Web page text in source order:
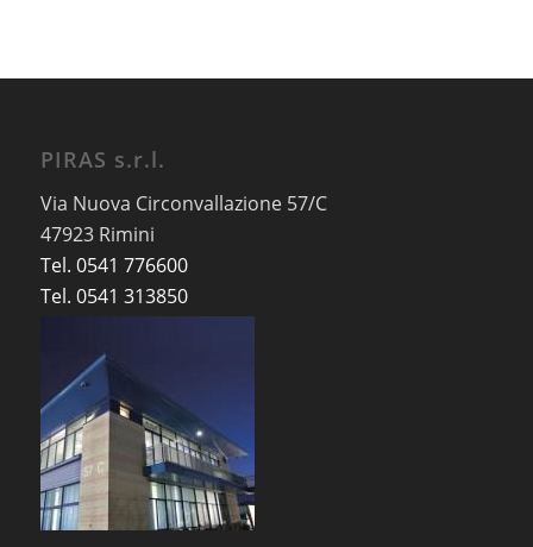
PIRAS s.r.l.
Via Nuova Circonvallazione 57/C
47923 Rimini
Tel. 0541 776600
Tel. 0541 313850